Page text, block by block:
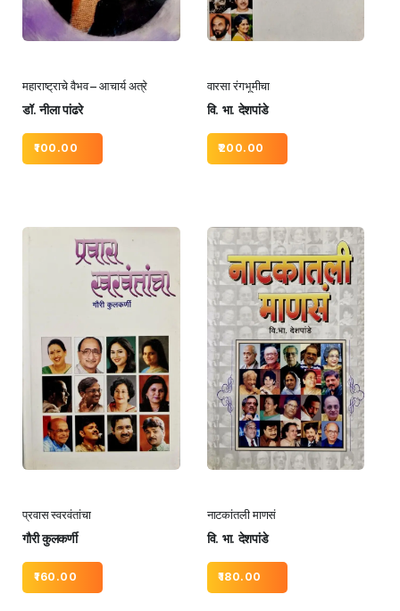
महाराष्ट्राचे वैभव – आचार्य अत्रे
डॉ. नीला पांढरे
100.00
वारसा रंगभूमीचा
वि. भा. देशपांडे
200.00
प्रवास स्वरवंतांचा
गौरी कुलकर्णी
160.00
नाटकांतली माणसं
वि. भा. देशपांडे
180.00